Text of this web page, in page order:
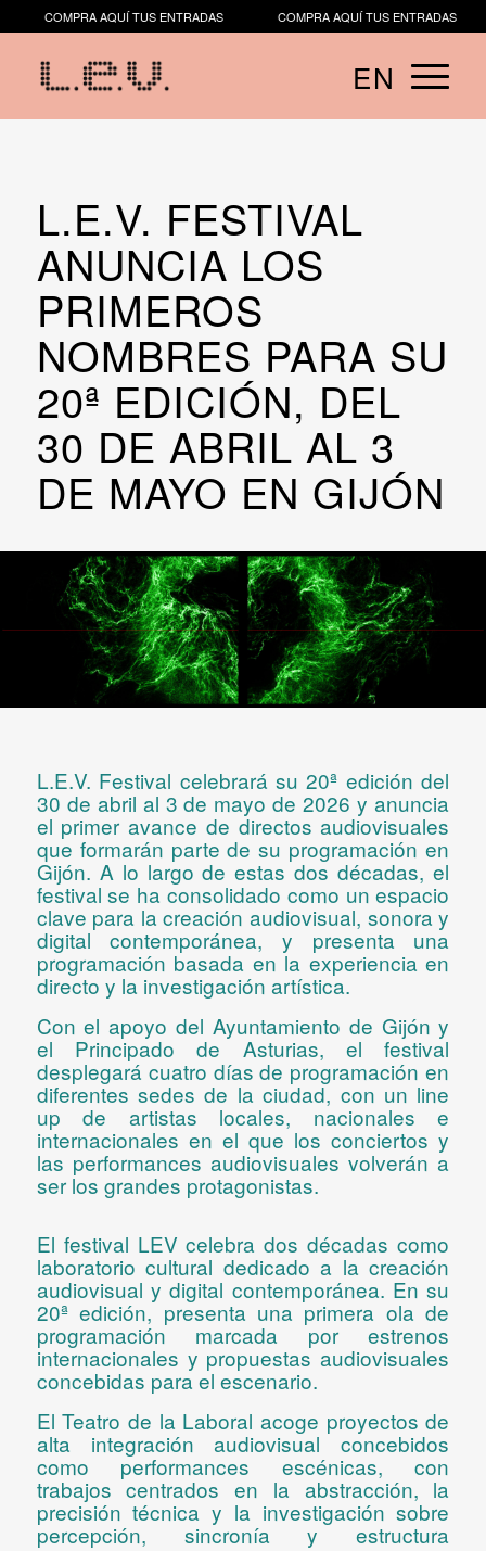
COMPRA AQUÍ TUS ENTRADAS COMPRA AQUÍ TUS ENTRADAS
EN
​​L.E.V. FESTIVAL
ANUNCIA LOS
PRIMEROS
NOMBRES PARA SU
20ª EDICIÓN, DEL
30 DE ABRIL AL 3
DE MAYO EN GIJÓN
L.E.V. Festival celebrará su20ª edición del
30 de abril al 3 de mayo de 2026 y anuncia
el primer avance de directos audiovisuales
que formarán parte de su programación en
Gijón. A lo largo de estas dos décadas, el
festival se ha consolidado como un espacio
clave para la creación audiovisual, sonora y
digital contemporánea, y presenta una
programación basada en la experiencia en
directo y la investigación artística.
Con el apoyo del Ayuntamiento de Gijón y
el Principado de Asturias, el festival
desplegará cuatro días de programación en
diferentes sedes de la ciudad, con un line
up de artistas locales, nacionales e
internacionales en el que los conciertos y
las performances audiovisuales volverán a
ser los grandes protagonistas.
El festival LEV celebra dos décadas como
laboratorio cultural dedicado a la creación
audiovisual y digital contemporánea. En su
20ª edición, presenta una primera ola de
programación marcada por estrenos
internacionales y propuestas audiovisuales
concebidas para el escenario.
ElTeatro de la Laboral acoge proyectos de
alta integración audiovisual concebidos
como performances escénicas, con
trabajos centrados en la abstracción, la
precisión técnica y la investigación sobre
percepción, sincronía y estructura